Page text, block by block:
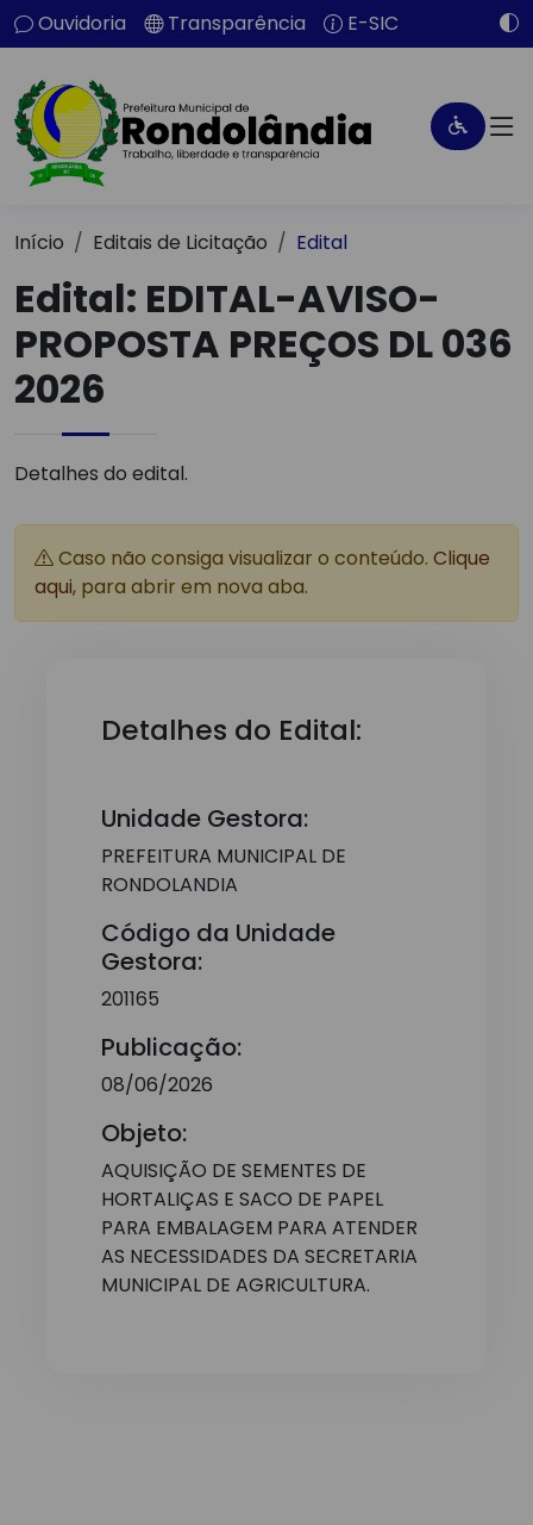
Ouvidoria Transparência E-SIC
Início Editais de Licitação Edital
Edital: EDITAL-AVISO-
PROPOSTA PREÇOS DL 036
2026
Detalhes do edital.
Caso não consiga visualizar o conteúdo. Clique
aqui, para abrir em nova aba.
Detalhes do Edital:
Unidade Gestora:
PREFEITURA MUNICIPAL DE
RONDOLANDIA
Código da Unidade
Gestora:
201165
Publicação:
08/06/2026
Objeto:
AQUISIÇÃO DE SEMENTES DE
HORTALIÇAS E SACO DE PAPEL
PARA EMBALAGEM PARA ATENDER
AS NECESSIDADES DA SECRETARIA
MUNICIPAL DE AGRICULTURA.